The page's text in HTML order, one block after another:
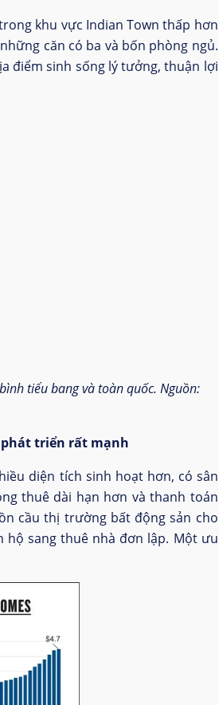
khu vực Indian Town thấp hơn
căn có ba và bốn phòng ngủ.
điểm sinh sống lý tưởng, thuận lợi
tiểu bang và toàn quốc. Nguồn:
phát triển rất mạnh
diện tích sinh hoạt hơn, có sân
thuê dài hạn hơn và thanh toán
cầu thị trường bất động sản cho
sang thuê nhà đơn lập. Một ưu